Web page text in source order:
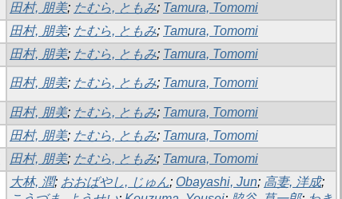
田村, 朋美; たむら, ともみ; Tamura, Tomomi
田村, 朋美; たむら, ともみ; Tamura, Tomomi
田村, 朋美; たむら, ともみ; Tamura, Tomomi
田村, 朋美; たむら, ともみ; Tamura, Tomomi
田村, 朋美; たむら, ともみ; Tamura, Tomomi
田村, 朋美; たむら, ともみ; Tamura, Tomomi
田村, 朋美; たむら, ともみ; Tamura, Tomomi
大林, 潤; おおばやし, じゅん; Obayashi, Jun; 高妻, 洋成;